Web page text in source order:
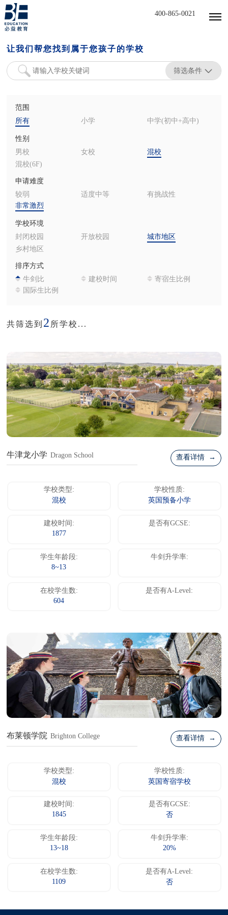
400-865-0021
让我们帮您找到属于您孩子的学校
筛选条件
范围
所有
小学 中学(初中+高中)
性别
男校
女校
混校
混校(6F)
申请难度
较弱
适度中等
有挑战性
非常激烈
学校环境
封闭校园
开放校园
城市地区
乡村地区
排序方式
牛剑比
建校时间
寄宿生比例
国际生比例
共筛选到 2 所学校...
牛津龙小学 Dragon School 查看详情 →
学校类型:
混校
学校性质:
英国预备小学
建校时间:
1877
是否有GCSE:
学生年龄段:
8~13
牛剑升学率:
在校学生数:
604
是否有A-Level:
布莱顿学院 Brighton College 查看详情 →
学校类型:
混校
学校性质:
英国寄宿学校
建校时间:
1845
是否有GCSE:
否
学生年龄段:
13~18
牛剑升学率:
20%
在校学生数:
1109
是否有A-Level:
否